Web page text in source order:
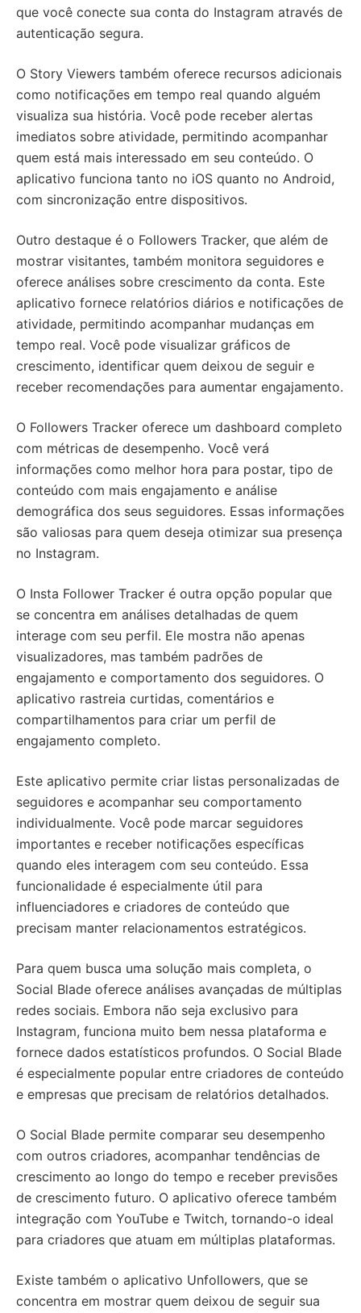
que você conecte sua conta do Instagram através de
autenticação segura.
O Story Viewers também oferece recursos adicionais
como notificações em tempo real quando alguém
visualiza sua história. Você pode receber alertas
imediatos sobre atividade, permitindo acompanhar
quem está mais interessado em seu conteúdo. O
aplicativo funciona tanto no iOS quanto no Android,
com sincronização entre dispositivos.
Outro destaque é o Followers Tracker, que além de
mostrar visitantes, também monitora seguidores e
oferece análises sobre crescimento da conta. Este
aplicativo fornece relatórios diários e notificações de
atividade, permitindo acompanhar mudanças em
tempo real. Você pode visualizar gráficos de
crescimento, identificar quem deixou de seguir e
receber recomendações para aumentar engajamento.
O Followers Tracker oferece um dashboard completo
com métricas de desempenho. Você verá
informações como melhor hora para postar, tipo de
conteúdo com mais engajamento e análise
demográfica dos seus seguidores. Essas informações
são valiosas para quem deseja otimizar sua presença
no Instagram.
O Insta Follower Tracker é outra opção popular que
se concentra em análises detalhadas de quem
interage com seu perfil. Ele mostra não apenas
visualizadores, mas também padrões de
engajamento e comportamento dos seguidores. O
aplicativo rastreia curtidas, comentários e
compartilhamentos para criar um perfil de
engajamento completo.
Este aplicativo permite criar listas personalizadas de
seguidores e acompanhar seu comportamento
individualmente. Você pode marcar seguidores
importantes e receber notificações específicas
quando eles interagem com seu conteúdo. Essa
funcionalidade é especialmente útil para
influenciadores e criadores de conteúdo que
precisam manter relacionamentos estratégicos.
Para quem busca uma solução mais completa, o
Social Blade oferece análises avançadas de múltiplas
redes sociais. Embora não seja exclusivo para
Instagram, funciona muito bem nessa plataforma e
fornece dados estatísticos profundos. O Social Blade
é especialmente popular entre criadores de conteúdo
e empresas que precisam de relatórios detalhados.
O Social Blade permite comparar seu desempenho
com outros criadores, acompanhar tendências de
crescimento ao longo do tempo e receber previsões
de crescimento futuro. O aplicativo oferece também
integração com YouTube e Twitch, tornando-o ideal
para criadores que atuam em múltiplas plataformas.
Existe também o aplicativo Unfollowers, que se
concentra em mostrar quem deixou de seguir sua